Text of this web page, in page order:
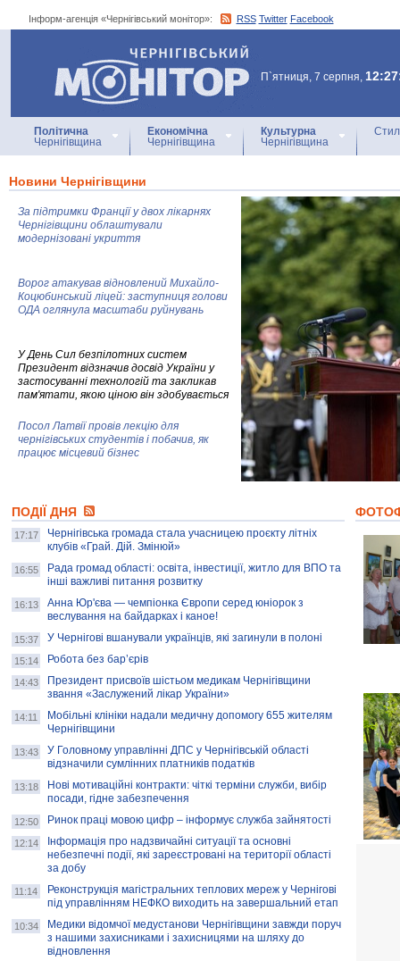
Інформ-агенція «Чернігівський монітор»: RSS Twitter Facebook
Інформ-агенція
«Чернігівський монітор»
П`ятниця, 7 серпня,
Політична
Чернігівщина
Економічна
Чернігівщина
Культурна
Чернігівщина
Новини Чернігівщини
За підтримки Франції у двох лікарнях
Чернігівщини облаштували
модернізовані укриття
Ворог атакував відновлений Михайло-
Коцюбинський ліцей: заступниця голови
ОДА оглянула масштаби руйнувань
У День Сил безпілотних систем
Президент відзначив досвід України у
застосуванні технологій та закликав
пам'ятати, якою ціною він здобувається
Посол Латвії провів лекцію для
чернігівських студентів і побачив, як
працює місцевий бізнес
колекцію про війну, емоції та тварин
AB InBev Efes Україна підтримала
навчальний проєкт "Молодіжна бізнес-
школа", спрямований на розвиток
підприємництва у Чернігівській області
Золота тварина: видання Forbes
написало про чернігівця Патрона: хто і
скільки на ньому заробляє? І куди
витрачають?
ПОДІЇ ДНЯ
17:17
Чернігівська громада стала учасницею проєкту літніх
клубів «Грай. Дій. Змінюй»
16:55
Рада громад області: освіта, інвестиції, житло для ВПО та
інші важливі питання розвитку
16:13
Анна Юр'єва — чемпіонка Європи серед юніорок з
веслування на байдарках і каное!
15:37 У Чернігові вшанували українців, які загинули в полоні
15:14 Робота без бар’єрів
14:43
Президент присвоїв шістьом медикам Чернігівщини
звання «Заслужений лікар України»
14:11
Мобільні клініки надали медичну допомогу 655 жителям
Чернігівщини
13:43
У Головному управлінні ДПС у Чернігівській області
відзначили сумлінних платників податків
13:18
Нові мотиваційні контракти: чіткі терміни служби, вибір
посади, гідне забезпечення
12:50 Ринок праці мовою цифр – інформує служба зайнятості
12:14
Інформація про надзвичайні ситуації та основні
небезпечні події, які зареєстровані на території області
за добу
11:14
Реконструкція магістральних теплових мереж у Чернігові
під управлінням НЕФКО виходить на завершальний етап
10:34
Медики відомчої медустанови Чернігівщини завжди поруч
з нашими захисниками і захисницями на шляху до
відновлення